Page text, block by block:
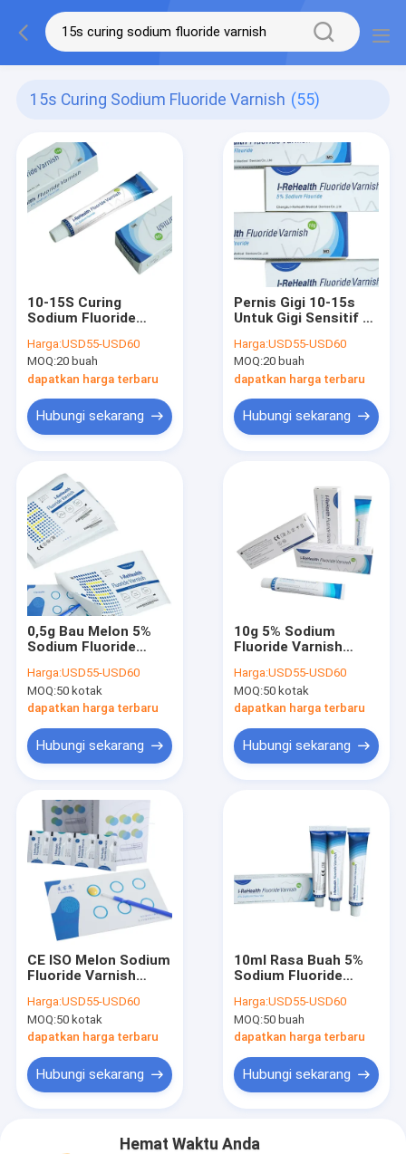
15s Curing Sodium Fluoride Varnish (55)
10-15S Curing
Sodium Fluoride
Perawatan Tooth
Decay Fluoride
Harga:USD55-USD60
MOQ:20 buah
dapatkan harga terbaru
Hubungi sekarang
Pernis Gigi 10-15s
Untuk Gigi Sensitif 5
Fluoride Varnish
Harga:USD55-USD60
MOQ:20 buah
dapatkan harga terbaru
Hubungi sekarang
0,5g Bau Melon 5%
Sodium Fluoride
Dengan Ce
Harga:USD55-USD60
MOQ:50 kotak
dapatkan harga terbaru
Hubungi sekarang
10g 5% Sodium
Fluoride Varnish
Pediatrik Dengan CE
Harga:USD55-USD60
MOQ:50 kotak
dapatkan harga terbaru
Hubungi sekarang
CE ISO Melon Sodium
Fluoride Varnish
Dewasa
Harga:USD55-USD60
MOQ:50 kotak
dapatkan harga terbaru
Hubungi sekarang
10ml Rasa Buah 5%
Sodium Fluoride
Dental CE ISO
Harga:USD55-USD60
MOQ:50 buah
dapatkan harga terbaru
Hubungi sekarang
Hemat Waktu Anda